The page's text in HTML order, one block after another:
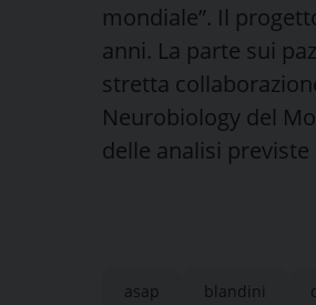
mondiale”. Il
anni. La parte sui
stretta
Neurobiology del
delle analisi
asap blandini